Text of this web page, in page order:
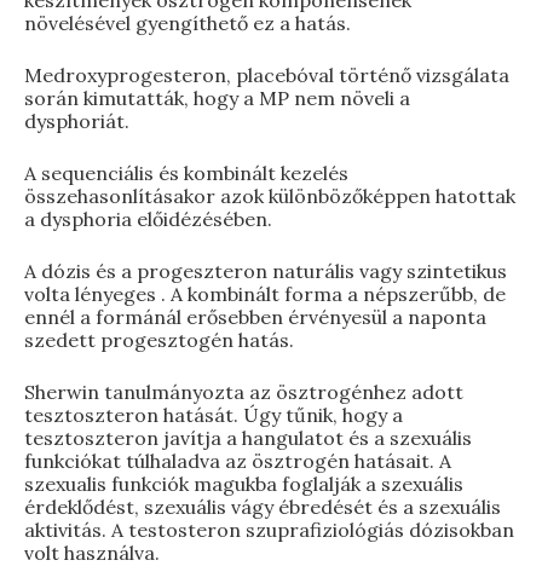
növelésével gyengíthető ez a hatás.
Medroxyprogesteron, placebóval történő vizsgálata
során kimutatták, hogy a MP nem növeli a
dysphoriát.
A sequenciális és kombinált kezelés
összehasonlításakor azok különbözőképpen hatottak
a dysphoria előidézésében.
A dózis és a progeszteron naturális vagy szintetikus
volta lényeges . A kombinált forma a népszerűbb, de
ennél a formánál erősebben érvényesül a naponta
szedett progesztogén hatás.
Sherwin tanulmányozta az ösztrogénhez adott
tesztoszteron hatását. Úgy tűnik, hogy a
tesztoszteron javítja a hangulatot és a szexuális
funkciókat túlhaladva az ösztrogén hatásait. A
szexualis funkciók magukba foglalják a szexuális
érdeklődést, szexuális vágy ébredését és a szexuális
aktivitás. A testosteron szuprafiziológiás dózisokban
volt használva.